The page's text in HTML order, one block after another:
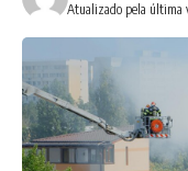
Atualizado pela última